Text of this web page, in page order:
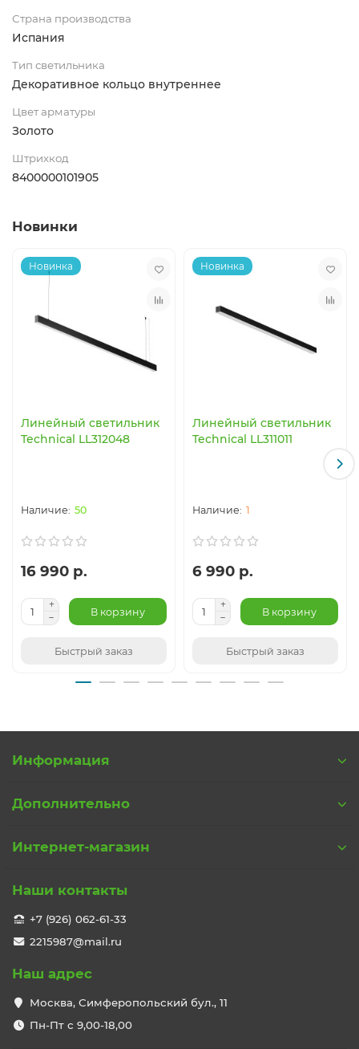
Страна производства
Испания
Тип светильника
Декоративное кольцо внутреннее
Цвет арматуры
Золото
Штрихкод
8400000101905
Новинки
Новинка
Линейный светильник
Technical LL312048
50
16 990 р.
В корзину
Быстрый заказ
Новинка
Линейный светильник
Technical LL311011
1
6 990 р.
В корзину
Быстрый заказ
Информация
Дополнительно
Интернет-магазин
Наши контакты
+7 (926) 062-61-33
2215987@mail.ru
Наш адрес
Москва, Симферопольский бул., 11
Пн-Пт с 9,00-18,00